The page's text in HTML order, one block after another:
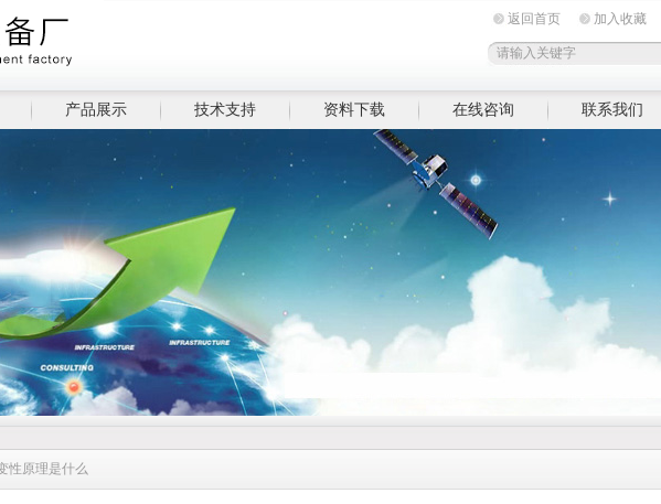
返回首页 加入收藏
产品展示 技术支持 资料下载 在线咨询 联系我们
性原理是什么